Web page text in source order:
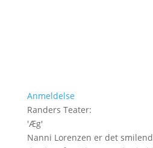
Anmeldelse
Randers Teater:
'Æg'
Nanni Lorenzen er det